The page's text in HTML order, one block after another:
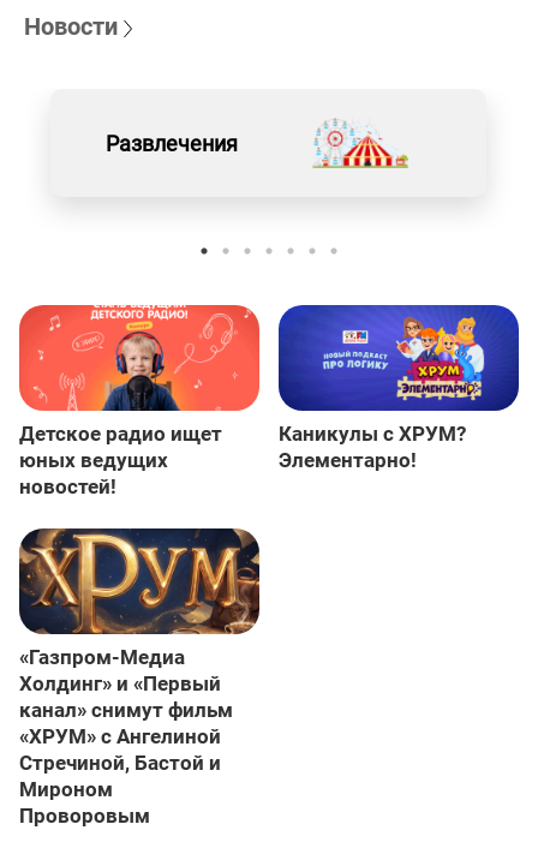
Новости
Развлечения
Детское радио ищет
юных ведущих
новостей!
Каникулы с ХРУМ?
Элементарно!
«Газпром-Медиа
Холдинг» и «Первый
канал» снимут фильм
«ХРУМ» с Ангелиной
Стречиной, Бастой и
Мироном
Проворовым